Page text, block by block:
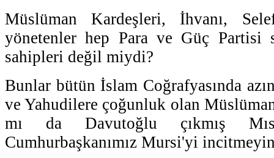
Müslüman Kardeşleri, İhvanı,
yönetenler hep Para ve Güç Partisi
sahipleri değil miydi?
Bunlar bütün İslam Coğrafyasında
ve Yahudilere çoğunluk olan
mı da Davutoğlu çıkmış
Cumhurbaşkanımız Mursi'yi